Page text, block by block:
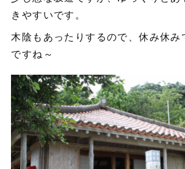
きやすいです。
木陰もあったりするので、休み休み
ですね～